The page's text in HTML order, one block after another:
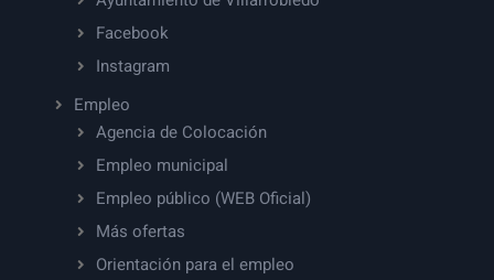
Facebook
Instagram
Empleo
Agencia de Colocación
Empleo municipal
Empleo público (WEB Oficial)
Más ofertas
Orientación para el empleo